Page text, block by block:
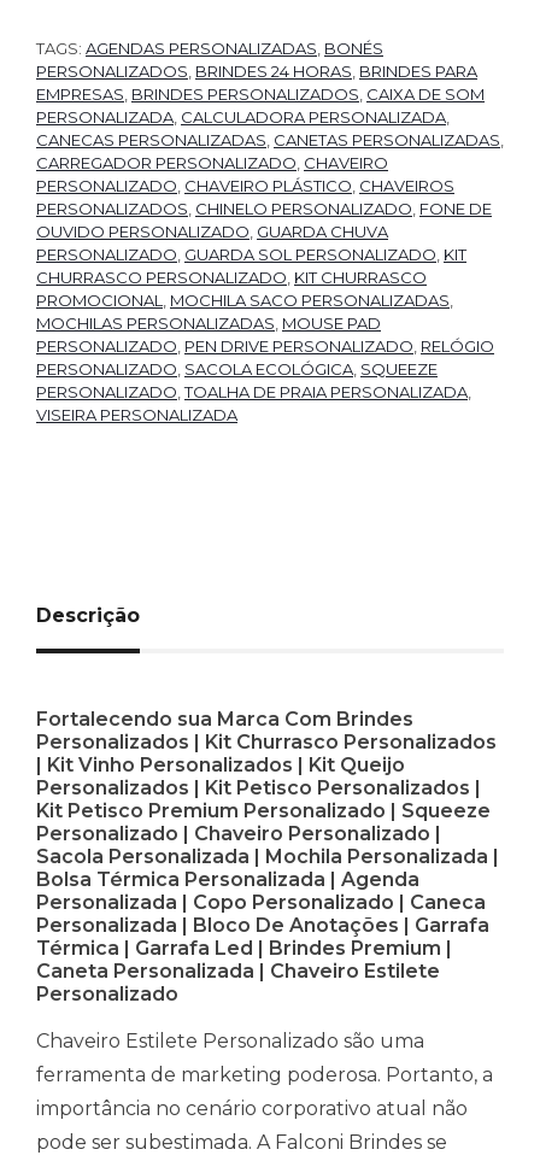
TAGS: AGENDAS PERSONALIZADAS BONÉS
PERSONALIZADOS BRINDES 24 HORAS BRINDES PARA
EMPRESAS BRINDES PERSONALIZADOS CAIXA DE SOM
PERSONALIZADA CALCULADORA PERSONALIZADA
CANECAS PERSONALIZADAS CANETAS PERSONALIZADAS
CARREGADOR PERSONALIZADO CHAVEIRO
PERSONALIZADO CHAVEIRO PLÁSTICO CHAVEIROS
PERSONALIZADOS CHINELO PERSONALIZADO FONE DE
OUVIDO PERSONALIZADO GUARDA CHUVA
PERSONALIZADO GUARDA SOL PERSONALIZADO KIT
CHURRASCO PERSONALIZADO KIT CHURRASCO
PROMOCIONAL
MOCHILA SACO PERSONALIZADAS
MOCHILAS PERSONALIZADAS MOUSE PAD
PERSONALIZADO PEN DRIVE PERSONALIZADO RELÓGIO
PERSONALIZADO SACOLA ECOLÓGICA SQUEEZE
PERSONALIZADO ,TOALHA DE PRAIA PERSONALIZADA
VISEIRA PERSONALIZADA
Descrição
Fortalecendo sua Marca Com Brindes
Personalizados | Kit Churrasco Personalizados
| Kit Vinho Personalizados | Kit Queijo
Personalizados | Kit Petisco Personalizados |
Kit Petisco Premium Personalizado | Squeeze
Personalizado | Chaveiro Personalizado |
Sacola Personalizada | Mochila Personalizada |
Bolsa Térmica Personalizada | Agenda
Personalizada | Copo Personalizado | Caneca
Personalizada | Bloco De Anotações | Garrafa
Térmica | Garrafa Led | Brindes Premium |
Caneta Personalizada | Chaveiro Estilete
Personalizado
Chaveiro Estilete Personalizado são uma
ferramenta de marketing poderosa. Portanto, a
importância no cenário corporativo atual não
pode ser subestimada. A Falconi Brindes se